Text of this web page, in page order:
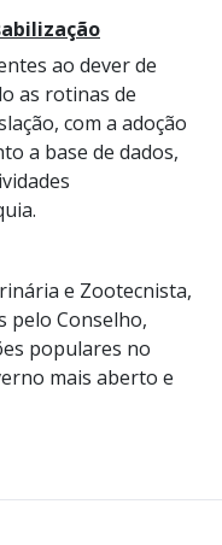
ao dever de
as rotinas de
com a adoção
a base de dados,
e Zootecnista,
pelo Conselho,
populares no
mais aberto e